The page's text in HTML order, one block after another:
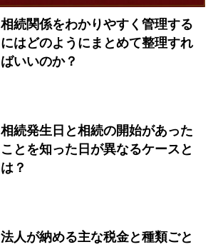
相続関係をわかりやすく管理する
にはどのようにまとめて整理すれ
ばいいのか？
相続発生日と相続の開始があった
ことを知った日が異なるケースと
は？
法人が納める主な税金と種類ごと